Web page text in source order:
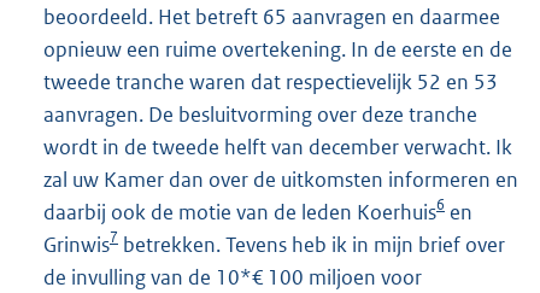
beoordeeld. Het betreft 65 aanvragen en daarmee
opnieuw een ruime overtekening. In de eerste en de
tweede tranche waren dat respectievelijk 52 en 53
aanvragen. De besluitvorming over deze tranche
wordt in de tweede helft van december verwacht. Ik
zal uw Kamer dan over de uitkomsten informeren en
daarbij ook de motie van de leden Koerhuis6 en
Grinwis7 betrekken. Tevens heb ik in mijn brief over
de invulling van de 10*€ 100 miljoen voor